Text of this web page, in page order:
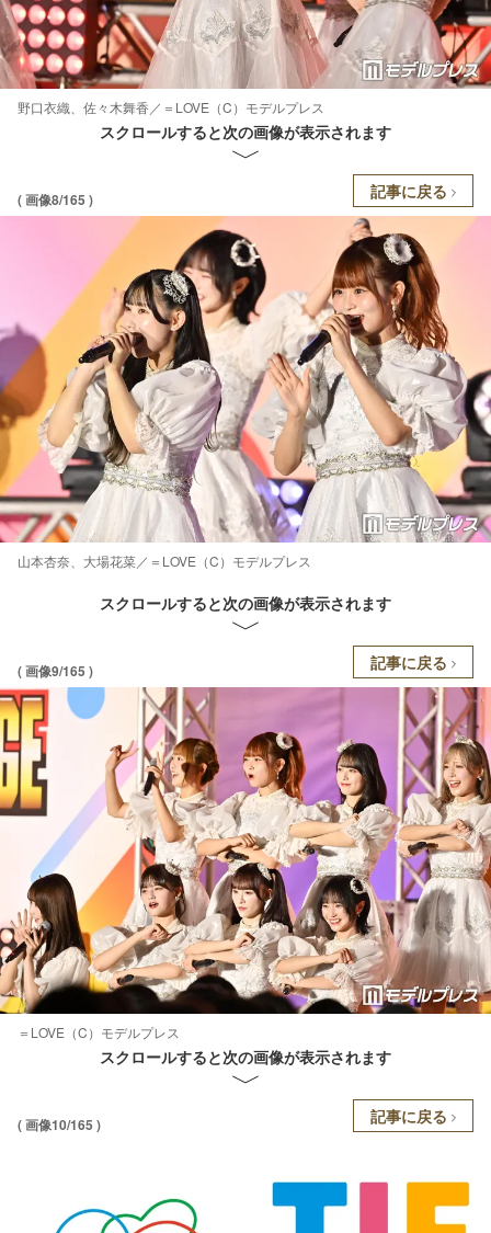
野口衣織、佐々木舞香／＝LOVE（C）モデルプレス
スクロールすると次の画像が表示されます
( 画像8/165 ) 記事に戻る
山本杏奈、大場花菜／＝LOVE（C）モデルプレス
スクロールすると次の画像が表示されます
( 画像9/165 ) 記事に戻る
＝LOVE（C）モデルプレス
スクロールすると次の画像が表示されます
( 画像10/165 ) 記事に戻る